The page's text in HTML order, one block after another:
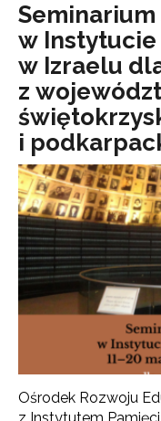
w Instytucie
w Izraelu
z
i
Ośrodek Rozwoju